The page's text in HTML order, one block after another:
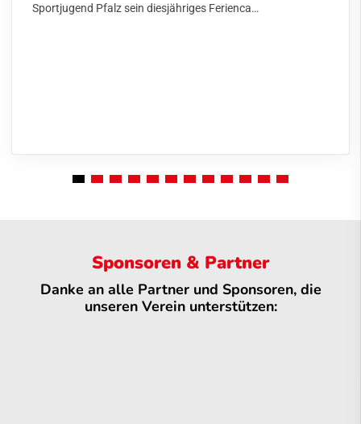
Sportjugend Pfalz sein diesjähriges Ferienca…
Sponsoren & Partner
Danke an alle Partner und Sponsoren, die
unseren Verein unterstützen: